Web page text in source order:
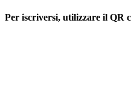
Per iscriversi, utilizzare il QR